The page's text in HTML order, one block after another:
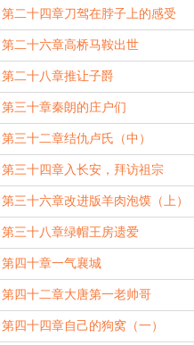
第二十四章刀驾在脖子上的感受
第二十六章高桥马鞍出世
第二十八章推让子爵
第三十章秦朗的庄户们
第三十二章结仇卢氏（中）
第三十四章入长安，拜访祖宗
（上）
第三十六章改进版羊肉泡馍（上）
第三十八章绿帽王房遗爱
第四十章一气襄城
第四十二章大唐第一老帅哥
第四十四章自己的狗窝（一）